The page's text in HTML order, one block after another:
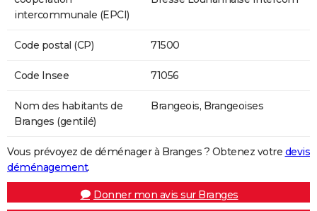
intercommunale (EPCI)
Code postal (CP) 71500
Code Insee 71056
Nom des habitants de
Branges (gentilé)
Brangeois, Brangeoises
Vous prévoyez de déménager à Branges ? Obtenez votre devis
déménagement.
Donner mon avis sur Branges